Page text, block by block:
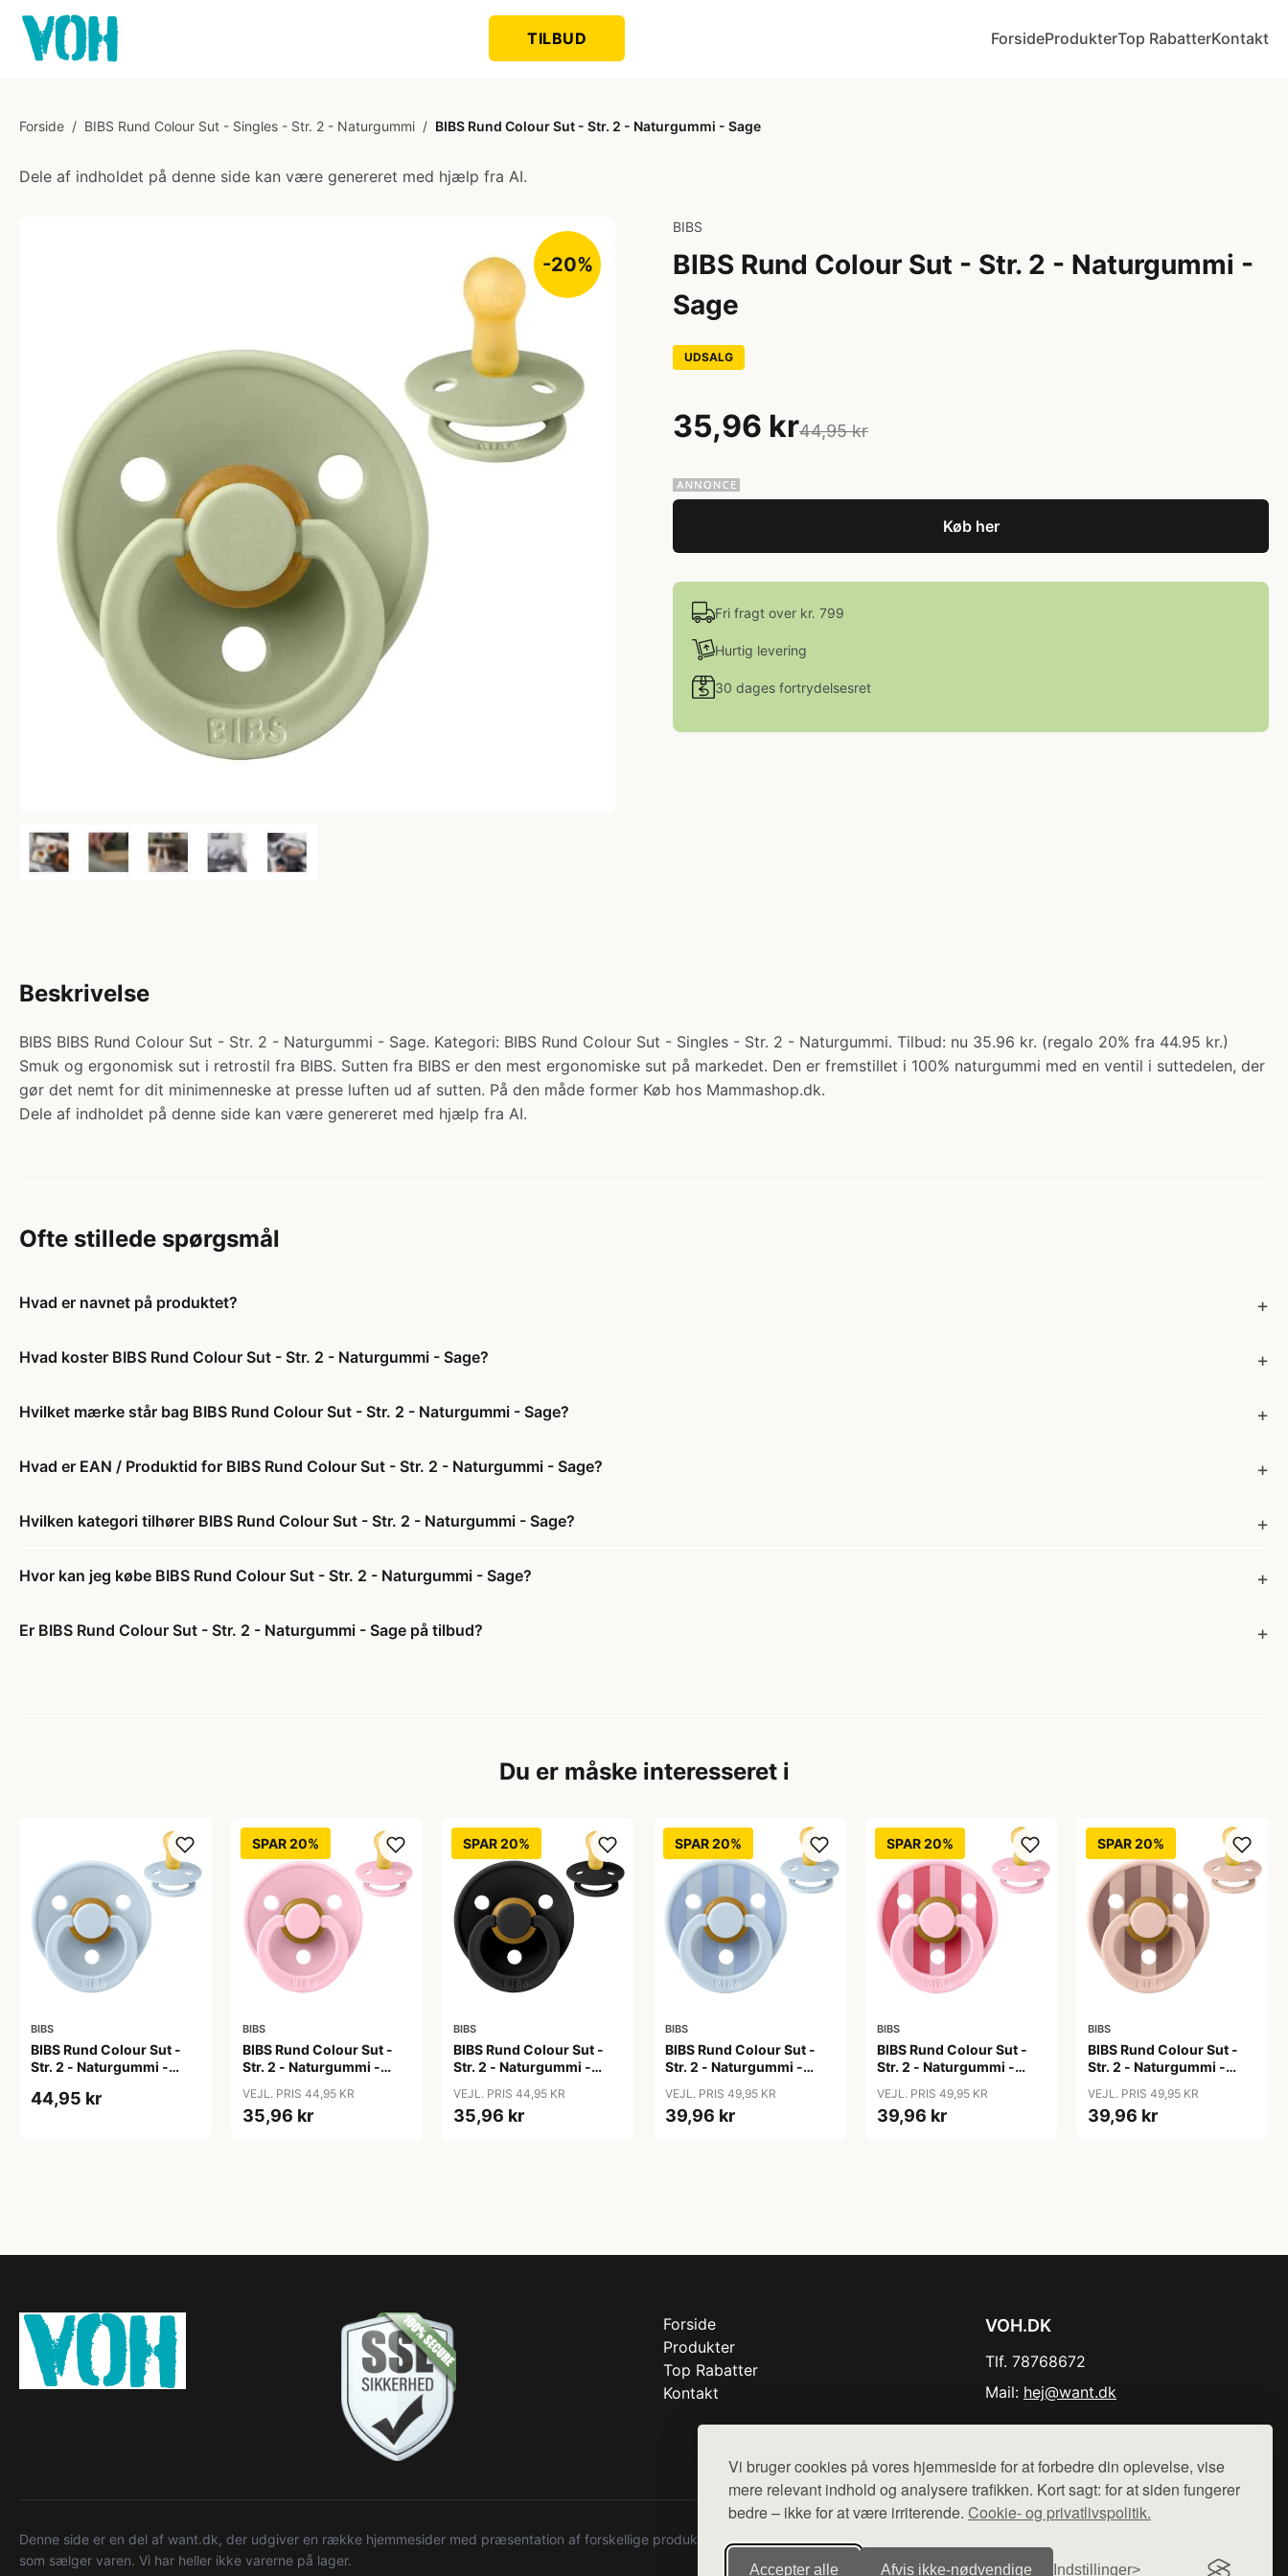
Vi bruger cookies på vores hjemmeside for at forbedre din oplevelse, vise
mere relevant indhold og analysere trafikken. Kort sagt: for at siden fungerer
bedre – ikke for at være irriterende. Cookie- og privatlivspolitik.
Accepter alle Afvis ikke‑nødvendige Indstillinger
TILBUD ForsideProdukterTop RabatterKontakt
Forside / BIBS Rund Colour Sut - Singles - Str. 2 - Naturgummi / BIBS Rund Colour Sut - Str. 2 - Naturgummi - Sage
Dele af indholdet på denne side kan være genereret med hjælp fra AI.
-20%
BIBS
BIBS Rund Colour Sut - Str. 2 - Naturgummi -
Sage
UDSALG
35,96 kr44,95 kr
Køb her
Fri fragt over kr. 799
Hurtig levering
30 dages fortrydelsesret
Beskrivelse
BIBS BIBS Rund Colour Sut - Str. 2 - Naturgummi - Sage. Kategori: BIBS Rund Colour Sut - Singles - Str. 2 - Naturgummi. Tilbud: nu 35.96 kr. (regalo 20% fra 44.95 kr.)
Smuk og ergonomisk sut i retrostil fra BIBS. Sutten fra BIBS er den mest ergonomiske sut på markedet. Den er fremstillet i 100% naturgummi med en ventil i suttedelen, der
gør det nemt for dit minimenneske at presse luften ud af sutten. På den måde former Køb hos Mammashop.dk.
Dele af indholdet på denne side kan være genereret med hjælp fra AI.
Ofte stillede spørgsmål
Hvad er navnet på produktet?
Hvad koster BIBS Rund Colour Sut - Str. 2 - Naturgummi - Sage?
Hvilket mærke står bag BIBS Rund Colour Sut - Str. 2 - Naturgummi - Sage?
Hvad er EAN / Produktid for BIBS Rund Colour Sut - Str. 2 - Naturgummi - Sage?
Hvilken kategori tilhører BIBS Rund Colour Sut - Str. 2 - Naturgummi - Sage?
Hvor kan jeg købe BIBS Rund Colour Sut - Str. 2 - Naturgummi - Sage?
Er BIBS Rund Colour Sut - Str. 2 - Naturgummi - Sage på tilbud?
Du er måske interesseret i
BIBS
BIBS Rund Colour Sut -
Str. 2 - Naturgummi -
44,95 kr
SPAR 20%
BIBS
BIBS Rund Colour Sut -
Str. 2 - Naturgummi -
VEJL. PRIS 44,95 KR
35,96 kr
SPAR 20%
BIBS
BIBS Rund Colour Sut -
Str. 2 - Naturgummi -
VEJL. PRIS 44,95 KR
35,96 kr
SPAR 20%
BIBS
BIBS Rund Colour Sut -
Str. 2 - Naturgummi -
Blue/Dusty Blue
VEJL. PRIS 49,95 KR
39,96 kr
SPAR 20%
BIBS
BIBS Rund Colour Sut -
Str. 2 - Naturgummi -
Pink/Coral
VEJL. PRIS 49,95 KR
39,96 kr
SPAR 20%
BIBS
BIBS Rund Colour Sut -
Str. 2 - Naturgummi -
Blush/Woodchuck
VEJL. PRIS 49,95 KR
39,96 kr
Forside
Produkter
Top Rabatter
Kontakt
VOH.DK
Tlf. 78768672
Mail: hej@want.dk
Denne side er en del af want.dk, der udgiver en række hjemmesider med præsentation af forskellige produkter fra diverse webshops. Der sælges ikke varer fra denne side - vi henviser til de shops,
som sælger varen. Vi har heller ikke varerne på lager.